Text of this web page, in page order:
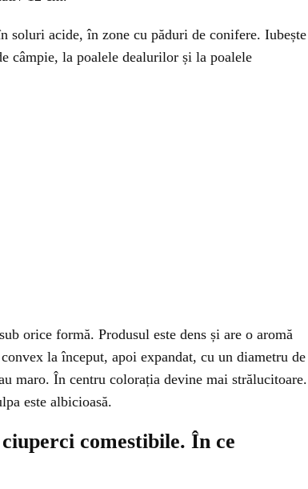
soluri acide, în zone cu păduri de conifere. Iubește
câmpie, la poalele dealurilor și la poalele
orice formă. Produsul este dens și are o aromă
la început, apoi expandat, cu un diametru de
maro. În centru colorația devine mai strălucitoare.
este albicioasă.
comestibile. În ce